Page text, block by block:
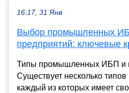
16:17, 31 Янв
Выбор промышленных
предприятий: ключевые
Типы промышленных ИБП и
Существует несколько
каждый из которых имеет